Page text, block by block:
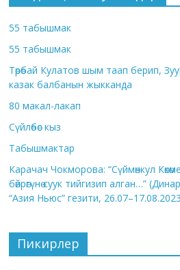
55 табышмак
55 табышмак
Төрөбай Кулатов шым таап берип,
казак балбанын жыкканда
80 макал-лакап
Сүйлөбөс кыз
Табышмактар
Карачач Чокморова: “Сүймөнкул
бөйрөгүнө суук тийгизип алган…”
“Азия Ньюс” гезити,
Пикирлер